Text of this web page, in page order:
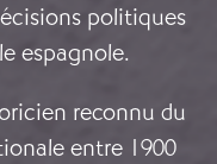
politiques
espagnole.
reconnu du
entre 1900